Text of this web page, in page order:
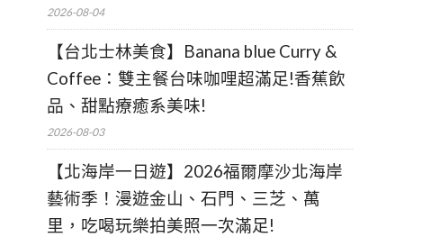
2026-08-04
【台北士林美食】Banana blue Curry &
Coffee：雙主餐台味咖哩超滿足!香蕉飲
品、甜點療癒系美味!
2026-08-03
【北海岸一日遊】2026福爾摩沙北海岸
藝術季！漫遊金山、石門、三芝、萬
里，吃喝玩樂拍美照一次滿足!